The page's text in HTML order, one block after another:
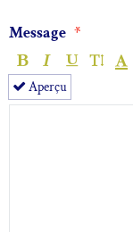
Message
Aperçu